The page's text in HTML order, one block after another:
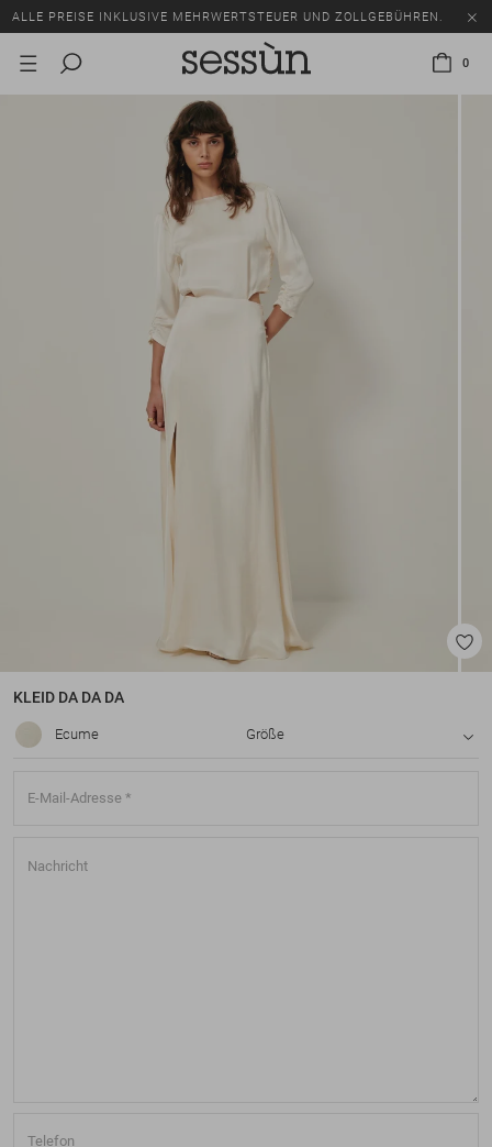
ALLE PREISE INKLUSIVE MEHRWERTSTEUER UND ZOLLGEBÜHREN.
SALE: BIS ZU -50% AUF EINE AUSWAHL AN ARTIKELN.
0
KLEID DA DA DA
Ecume Größe